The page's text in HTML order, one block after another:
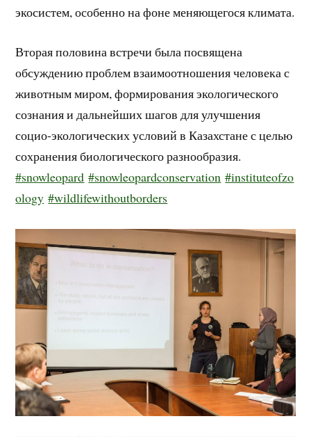
экосистем, особенно на фоне меняющегося климата.
Вторая половина встречи была посвящена
обсуждению проблем взаимоотношения человека с
животным миром, формирования экологического
сознания и дальнейших шагов для улучшения
социо-экологических условий в Казахстане с целью
сохранения биологического разнообразия.
#snowleopard #snowleopardconservation #instituteofzo
ology #wildlifewithoutborders